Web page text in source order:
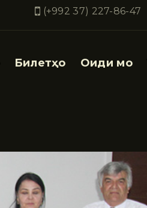
(+992 37) 227-86-47
Билетҳо Оиди мо